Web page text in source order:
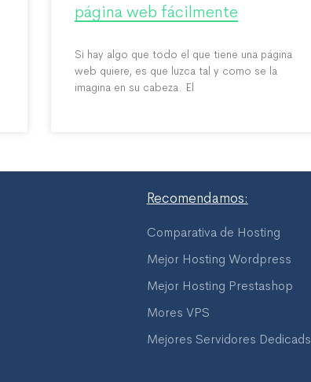
página web fácilmente
Si hay algo que todo el que tiene una página
web quiere, es que luzca tal y como se la
imagina en su cabeza. El
Recomendamos:
Comparativa de Hosting
Mejor Hosting Wordpress
Mejor Hosting Prestashop
Mores VPS
Mejores Servidores Dedicads